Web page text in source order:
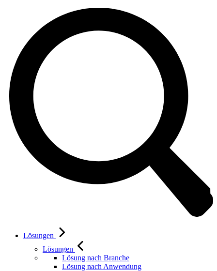
Lösungen
Lösungen
Lösung nach Branche
Lösung nach Anwendung